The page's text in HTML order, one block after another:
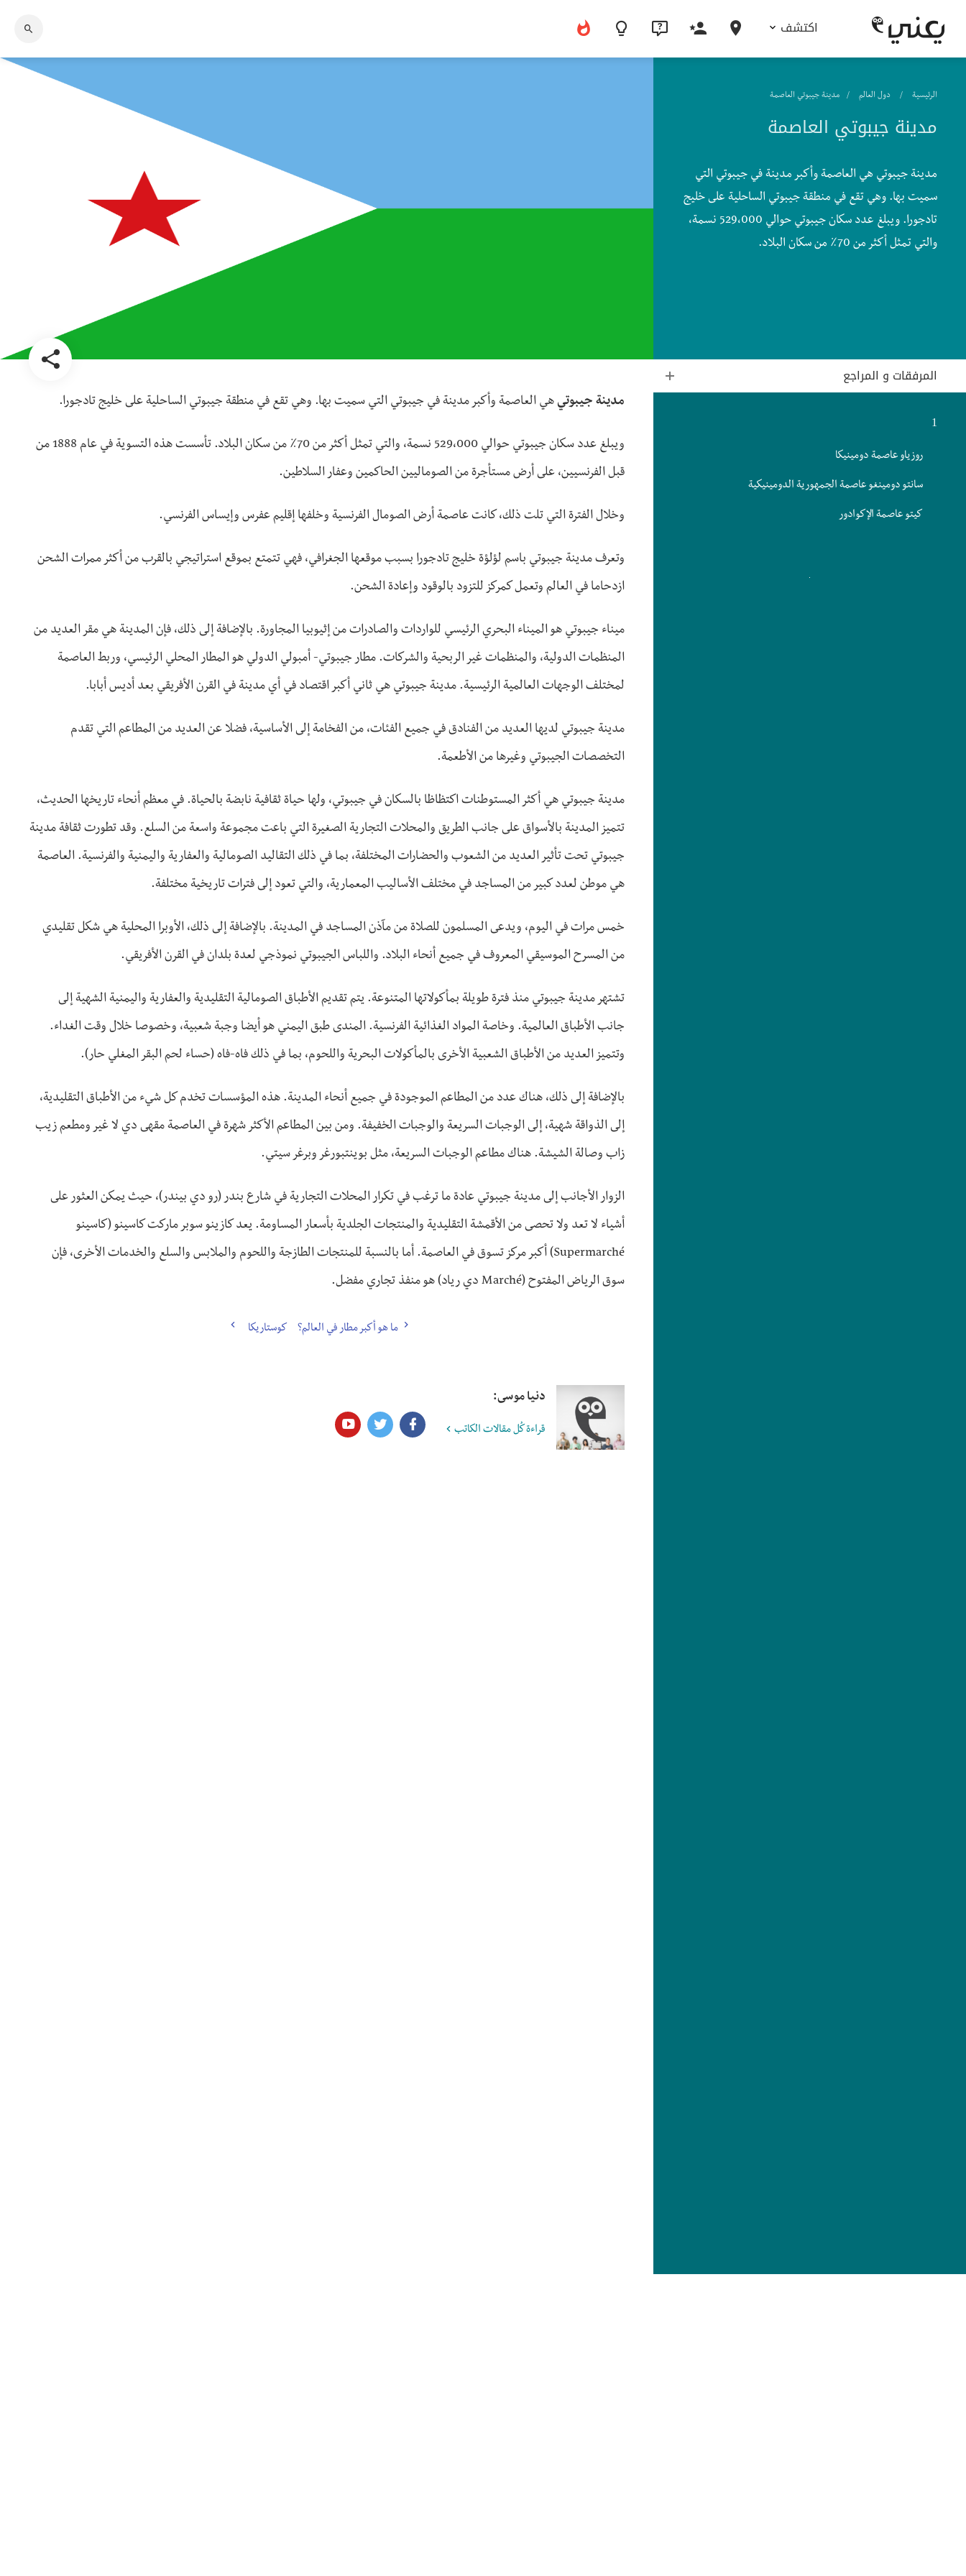
اكتشف
الرئيسية دول العالم مدينة جيبوتي العاصمة
مدينة جيبوتي العاصمة
مدينة جيبوتي هي العاصمة وأكبر مدينة في جيبوتي التي
سميت بها. وهي تقع في منطقة جيبوتي الساحلية على خليج
تادجورا. ويبلغ عدد سكان جيبوتي حوالي 529،000 نسمة،
والتي تمثل أكثر من 70٪ من سكان البلاد.
المرفقات و المراجع
1
روزياو عاصمة دومينيكا
سانتو دومينغو عاصمة الجمهورية الدومينيكية
كيتو عاصمة الإكوادور
مدينة جيبوتي هي العاصمة وأكبر مدينة في جيبوتي التي سميت بها. وهي تقع في منطقة جيبوتي الساحلية على خليج تادجورا.
ويبلغ عدد سكان جيبوتي حوالي 529،000 نسمة، والتي تمثل أكثر من 70٪ من سكان البلاد. تأسست هذه التسوية في عام 1888 من
قبل الفرنسيين، على أرض مستأجرة من الصوماليين الحاكمين وعفار السلاطين.
وخلال الفترة التي تلت ذلك، كانت عاصمة أرض الصومال الفرنسية وخلفها إقليم عفرس وإيساس الفرنسي.
وتعرف مدينة جيبوتي باسم لؤلؤة خليج تادجورا بسبب موقعها الجغرافي، فهي تتمتع بموقع استراتيجي بالقرب من أكثر ممرات الشحن
ازدحاما في العالم وتعمل كمركز للتزود بالوقود وإعادة الشحن.
ميناء جيبوتي هو الميناء البحري الرئيسي للواردات والصادرات من إثيوبيا المجاورة. بالإضافة إلى ذلك، فإن المدينة هي مقر العديد من
المنظمات الدولية، والمنظمات غير الربحية والشركات. مطار جيبوتي- أمبولي الدولي هو المطار المحلي الرئيسي، وربط العاصمة
لمختلف الوجهات العالمية الرئيسية. مدينة جيبوتي هي ثاني أكبر اقتصاد في أي مدينة في القرن الأفريقي بعد أديس أبابا.
مدينة جيبوتي لديها العديد من الفنادق في جميع الفئات، من الفخامة إلى الأساسية، فضلا عن العديد من المطاعم التي تقدم
التخصصات الجيبوتي وغيرها من الأطعمة.
مدينة جيبوتي هي أكثر المستوطنات اكتظاظا بالسكان في جيبوتي، ولها حياة ثقافية نابضة بالحياة. في معظم أنحاء تاريخها الحديث،
تتميز المدينة بالأسواق على جانب الطريق والمحلات التجارية الصغيرة التي باعت مجموعة واسعة من السلع. وقد تطورت ثقافة مدينة
جيبوتي تحت تأثير العديد من الشعوب والحضارات المختلفة، بما في ذلك التقاليد الصومالية والعفارية واليمنية والفرنسية. العاصمة
هي موطن لعدد كبير من المساجد في مختلف الأساليب المعمارية، والتي تعود إلى فترات تاريخية مختلفة.
خمس مرات في اليوم، ويدعى المسلمون للصلاة من مآذن المساجد في المدينة. بالإضافة إلى ذلك، الأوبرا المحلية هي شكل تقليدي
من المسرح الموسيقي المعروف في جميع أنحاء البلاد. واللباس الجيبوتي نموذجي لعدة بلدان في القرن الأفريقي.
تشتهر مدينة جيبوتي منذ فترة طويلة بمأكولاتها المتنوعة. يتم تقديم الأطباق الصومالية التقليدية والعفارية واليمنية الشهية إلى
جانب الأطباق العالمية. وخاصة المواد الغذائية الفرنسية. المندى طبق اليمني هو أيضا وجبة شعبية، وخصوصا خلال وقت الغداء.
وتتميز العديد من الأطباق الشعبية الأخرى بالمأكولات البحرية واللحوم، بما في ذلك فاه-فاه (حساء لحم البقر المغلي حار).
بالإضافة إلى ذلك، هناك عدد من المطاعم الموجودة في جميع أنحاء المدينة. هذه المؤسسات تخدم كل شيء من الأطباق التقليدية،
إلى الذواقة شهية، إلى الوجبات السريعة والوجبات الخفيفة. ومن بين المطاعم الأكثر شهرة في العاصمة مقهى دي لا غير ومطعم زيب
زاب وصالة الشيشة. هناك مطاعم الوجبات السريعة، مثل بوينتبورغر وبرغر سيتي.
الزوار الأجانب إلى مدينة جيبوتي عادة ما ترغب في تكرار المحلات التجارية في شارع بندر (رو دي بيندر)، حيث يمكن العثور على
أشياء لا تعد ولا تحصى من الأقمشة التقليدية والمنتجات الجلدية بأسعار المساومة. يعد كازينو سوبر ماركت كاسينو (كاسينو
Supermarché) أكبر مركز تسوق في العاصمة. أما بالنسبة للمنتجات الطازجة واللحوم والملابس والسلع والخدمات الأخرى، فإن
سوق الرياض المفتوح (Marché دي رياد) هو منفذ تجاري مفضل.
ما هو أكبر مطار في العالم؟ كوستاريكا
دنيا موسى:
قراءة كُل مقالات الكاتب